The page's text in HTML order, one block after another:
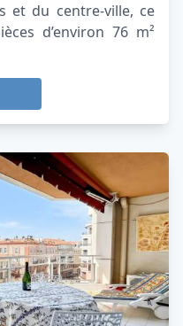
et du centre-ville, ce
d’environ 76 m²